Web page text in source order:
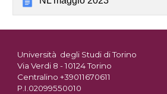
Università degli Studi di Torino
Via Verdi 8 - 10124 Torino
Centralino +39011670611
P.I.02099550010